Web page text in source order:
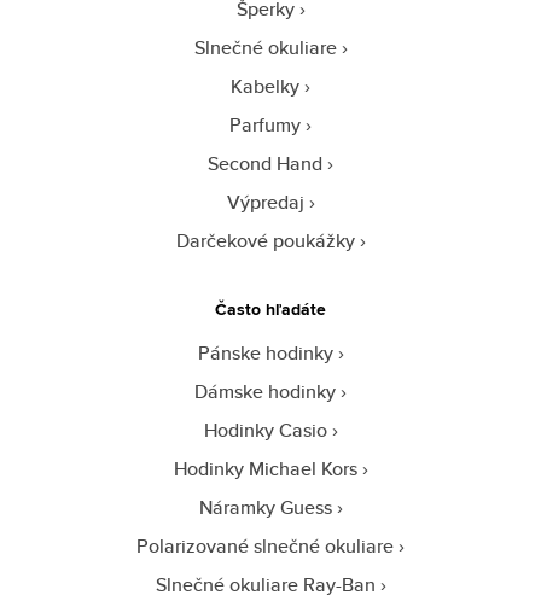
Šperky
Slnečné okuliare
Kabelky
Parfumy
Second Hand
Výpredaj
Darčekové poukážky
Často hľadáte
Pánske hodinky
Dámske hodinky
Hodinky Casio
Hodinky Michael Kors
Náramky Guess
Polarizované slnečné okuliare
Slnečné okuliare Ray-Ban